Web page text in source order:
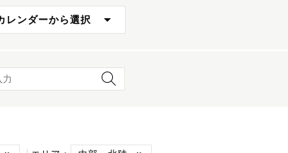
レンダーから選択